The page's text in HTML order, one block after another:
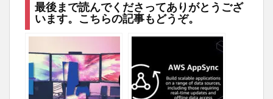
最後まで読んでくださってありがとうござ
います。こちらの記事もどうぞ。